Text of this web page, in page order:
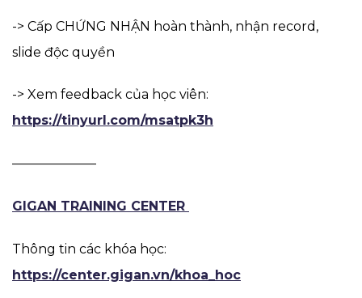
-> Cấp CHỨNG NHẬN hoàn thành, nhận record,
slide độc quyền
-> Xem feedback của học viên:
https://tinyurl.com/msatpk3h
——————–
GIGAN TRAINING CENTER
Thông tin các khóa học:
https://center.gigan.vn/khoa_hoc